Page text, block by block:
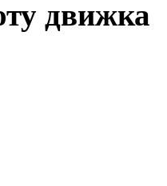
движка